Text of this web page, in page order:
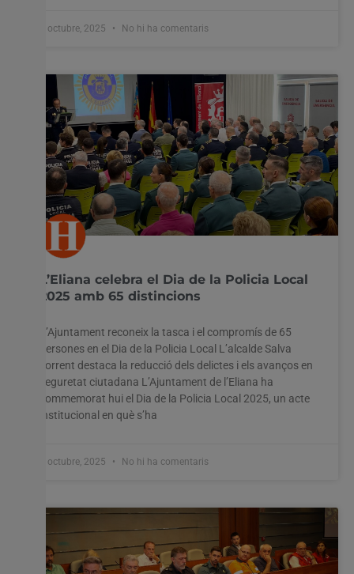
8 octubre, 2025 No hi ha comentaris
L’Eliana celebra el Dia de la Policia Local
2025 amb 65 distincions
L’Ajuntament reconeix la tasca i el compromís de 65
persones en el Dia de la Policia Local L’alcalde Salva
Torrent destaca la reducció dels delictes i els avanços en
seguretat ciutadana L’Ajuntament de l’Eliana ha
commemorat hui el Dia de la Policia Local 2025, un acte
institucional en què s’ha
8 octubre, 2025 No hi ha comentaris
Utilitzem cookies al nostre lloc web per oferir-vos
l'experiència més rellevant recordant les vostres preferències
i visites repetides. En fer clic a "Acceptar-ho tot", accepteu
l'ús de TOTES les cookies. Tanmateix, podeu visitar
"Configuració de les galetes" per proporcionar un
Configuració cookies Accepta tot